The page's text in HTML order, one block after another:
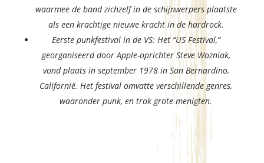
waarmee de band zichzelf in de schijnwerpers plaatste
als een krachtige nieuwe kracht in de hardrock.
Eerste punkfestival in de VS: Het “US Festival,”
georganiseerd door Apple-oprichter Steve Wozniak,
vond plaats in september 1978 in San Bernardino,
Californië. Het festival omvatte verschillende genres,
waaronder punk, en trok grote menigten.